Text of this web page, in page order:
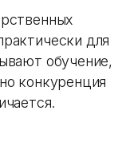
для
обучение,
конкуренция